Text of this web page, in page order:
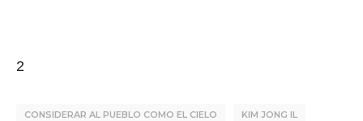
2
CONSIDERAR AL PUEBLO COMO EL CIELO KIM JONG IL